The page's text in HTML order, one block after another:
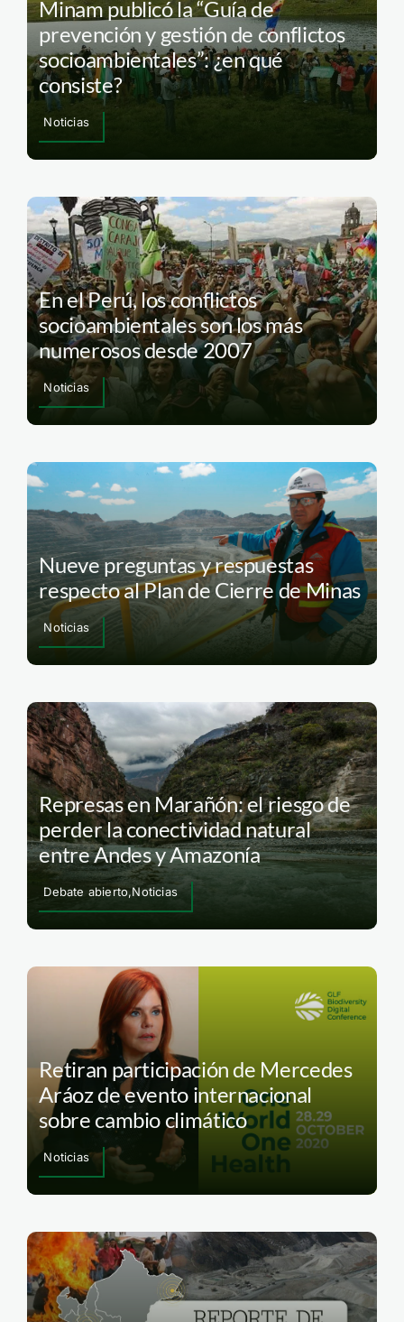
Minam publicó la “Guía de
prevención y gestión de conflictos
socioambientales”: ¿en qué
consiste?
Noticias
En el Perú, los conflictos
socioambientales son los más
numerosos desde 2007
Noticias
Nueve preguntas y respuestas
respecto al Plan de Cierre de Minas
Noticias
Represas en Marañón: el riesgo de
perder la conectividad natural
entre Andes y Amazonía
Debate abierto,Noticias
Retiran participación de Mercedes
Aráoz de evento internacional
sobre cambio climático
Noticias